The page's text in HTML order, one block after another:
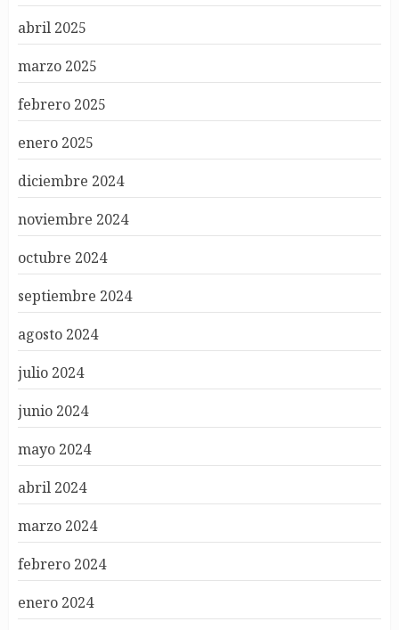
abril 2025
marzo 2025
febrero 2025
enero 2025
diciembre 2024
noviembre 2024
octubre 2024
septiembre 2024
agosto 2024
julio 2024
junio 2024
mayo 2024
abril 2024
marzo 2024
febrero 2024
enero 2024